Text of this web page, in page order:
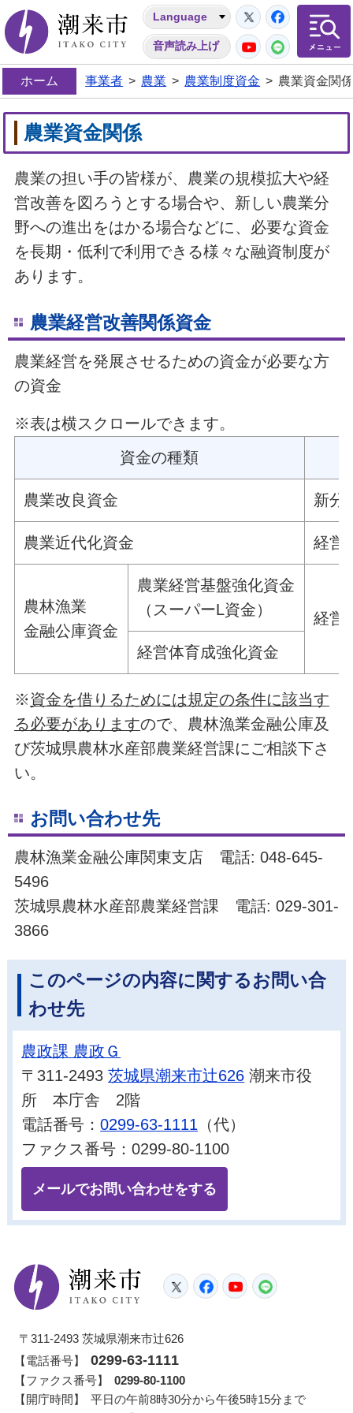
潮来市
Language
音声読み上げ
Twitter
YouTube
LINE
ホーム 事業者 > 農業 > 農業制度資金 > 農業資金関
農業資金関係
農業の担い手の皆様が、農業の規模拡大や経
営改善を図ろうとする場合や、新しい農業分
野への進出をはかる場合などに、必要な資金
を長期・低利で利用できる様々な融資制度が
あります。
農業経営改善関係資金
農業経営を発展させるための資金が必要な方
の資金
※表は横スクロールできます。
資金の種類
農業改良資金 新分
農業近代化資金 経営
農林漁業
金融公庫資金
農業経営基盤強化資金
（スーパーL資金）
経営
経営体育成強化資金
※資金を借りるためには規定の条件に該当す
る必要がありますので、農林漁業金融公庫及
び茨城県農林水産部農業経営課にご相談下さ
い。
お問い合わせ先
農林漁業金融公庫関東支店 電話: 048-645-
5496
茨城県農林水産部農業経営課 電話: 029-301-
3866
このページの内容に関するお問い合
わせ先
農政課 農政Ｇ
〒311-2493茨城県潮来市辻626 潮来市役
所 本庁舎 2階
電話番号：0299-63-1111 （代）
ファクス番号：0299-80-1100
メールでお問い合わせをする
潮来市
TwitterFacebook
YouTube
〒311-2493 茨城県潮来市辻626
【電話番号】
0299-63-1111
【ファクス番号】
0299-80-1100
【開庁時間】
平日の午前8時30分から午後5時15分まで